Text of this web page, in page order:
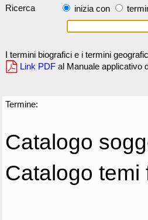
Ricerca inizia con
I termini biografici e i termini
Link PDF al Manuale applicativo
Termine:
Catalogo
Catalogo temi